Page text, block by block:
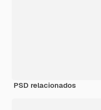
PSD relacionados